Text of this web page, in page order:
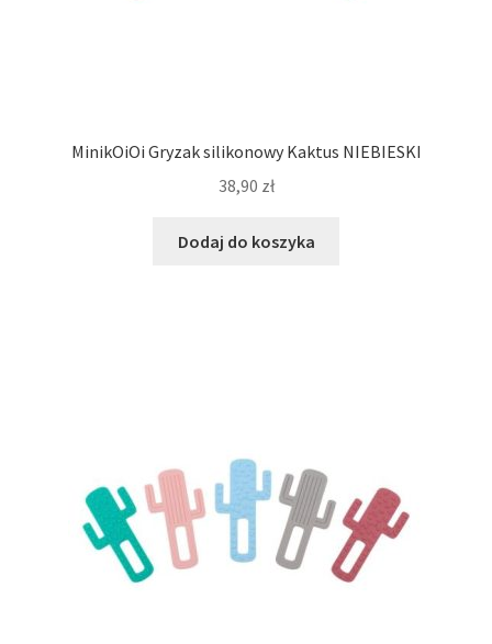
MinikOiOi Gryzak silikonowy Kaktus NIEBIESKI
38,90 zł
Dodaj do koszyka